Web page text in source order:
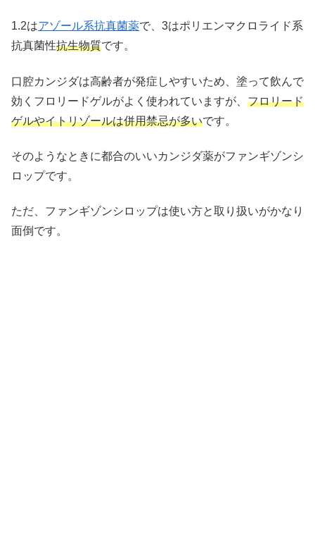
1.2はアゾール系抗真菌薬で、3はポリエンマクロライド系
抗真菌性抗生物質です。
口腔カンジダは高齢者が発症しやすいため、塗って飲んで
効くフロリードゲルがよく使われていますが、 フロリード
ゲルやイトリゾールは併用禁忌が多いです。
そのようなときに都合のいいカンジダ薬がファンギゾンシ
ロップです。
ただ、ファンギゾンシロップは使い方と取り扱いがかなり
面倒です。